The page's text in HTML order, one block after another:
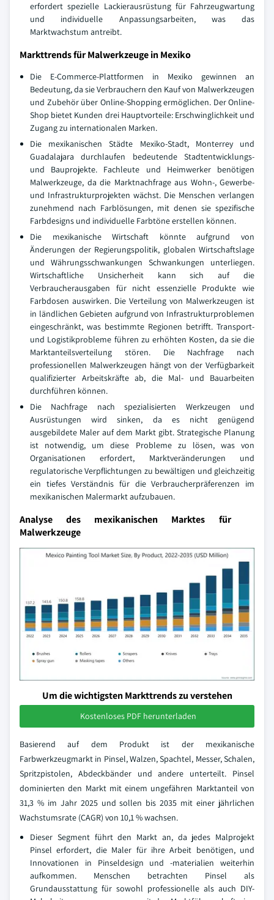
erfordert spezielle Lackierausrüstung für Fahrzeugwartung
und individuelle Anpassungsarbeiten, was das
Marktwachstum antreibt.
Markttrends für Malwerkzeuge in Mexiko
Die E-Commerce-Plattformen in Mexiko gewinnen an
Bedeutung, da sie Verbrauchern den Kauf von Malwerkzeugen
und Zubehör über Online-Shopping ermöglichen. Der Online-
Shop bietet Kunden drei Hauptvorteile: Erschwinglichkeit und
Zugang zu internationalen Marken.
Die mexikanischen Städte Mexiko-Stadt, Monterrey und
Guadalajara durchlaufen bedeutende Stadtentwicklungs-
und Bauprojekte. Fachleute und Heimwerker benötigen
Malwerkzeuge, da die Marktnachfrage aus Wohn-, Gewerbe-
und Infrastrukturprojekten wächst. Die Menschen verlangen
zunehmend nach Farblösungen, mit denen sie spezifische
Farbdesigns und individuelle Farbtöne erstellen können.
Die mexikanische Wirtschaft könnte aufgrund von
Änderungen der Regierungspolitik, globalen Wirtschaftslage
und Währungsschwankungen Schwankungen unterliegen.
Wirtschaftliche Unsicherheit kann sich auf die
Verbraucherausgaben für nicht essenzielle Produkte wie
Farbdosen auswirken. Die Verteilung von Malwerkzeugen ist
in ländlichen Gebieten aufgrund von Infrastrukturproblemen
eingeschränkt, was bestimmte Regionen betrifft. Transport-
und Logistikprobleme führen zu erhöhten Kosten, da sie die
Marktanteilsverteilung stören. Die Nachfrage nach
professionellen Malwerkzeugen hängt von der Verfügbarkeit
qualifizierter Arbeitskräfte ab, die Mal- und Bauarbeiten
durchführen können.
Die Nachfrage nach spezialisierten Werkzeugen und
Ausrüstungen wird sinken, da es nicht genügend
ausgebildete Maler auf dem Markt gibt. Strategische Planung
ist notwendig, um diese Probleme zu lösen, was von
Organisationen erfordert, Marktveränderungen und
regulatorische Verpflichtungen zu bewältigen und gleichzeitig
ein tiefes Verständnis für die Verbraucherpräferenzen im
mexikanischen Malermarkt aufzubauen.
Analyse des mexikanischen Marktes für
Malwerkzeuge
Um die wichtigsten Markttrends zu verstehen
Kostenloses PDF herunterladen
Basierend auf dem Produkt ist der mexikanische
Farbwerkzeugmarkt in Pinsel, Walzen, Spachtel, Messer, Schalen,
Spritzpistolen, Abdeckbänder und andere unterteilt. Pinsel
dominierten den Markt mit einem ungefähren Marktanteil von
31,3 % im Jahr 2025 und sollen bis 2035 mit einer jährlichen
Wachstumsrate (CAGR) von 10,1 % wachsen.
Dieser Segment führt den Markt an, da jedes Malprojekt
Pinsel erfordert, die Maler für ihre Arbeit benötigen, und
Innovationen in Pinseldesign und -materialien weiterhin
aufkommen. Menschen betrachten Pinsel als
Grundausstattung für sowohl professionelle als auch DIY-